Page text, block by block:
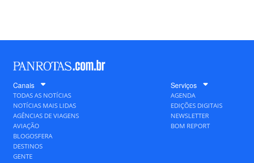
Canais
TODAS AS NOTÍCIAS
NOTÍCIAS MAIS LIDAS
AGÊNCIAS DE VIAGENS
AVIAÇÃO
BLOGOSFERA
DESTINOS
GENTE
Serviços
AGENDA
EDIÇÕES DIGITAIS
NEWSLETTER
BOM REPORT